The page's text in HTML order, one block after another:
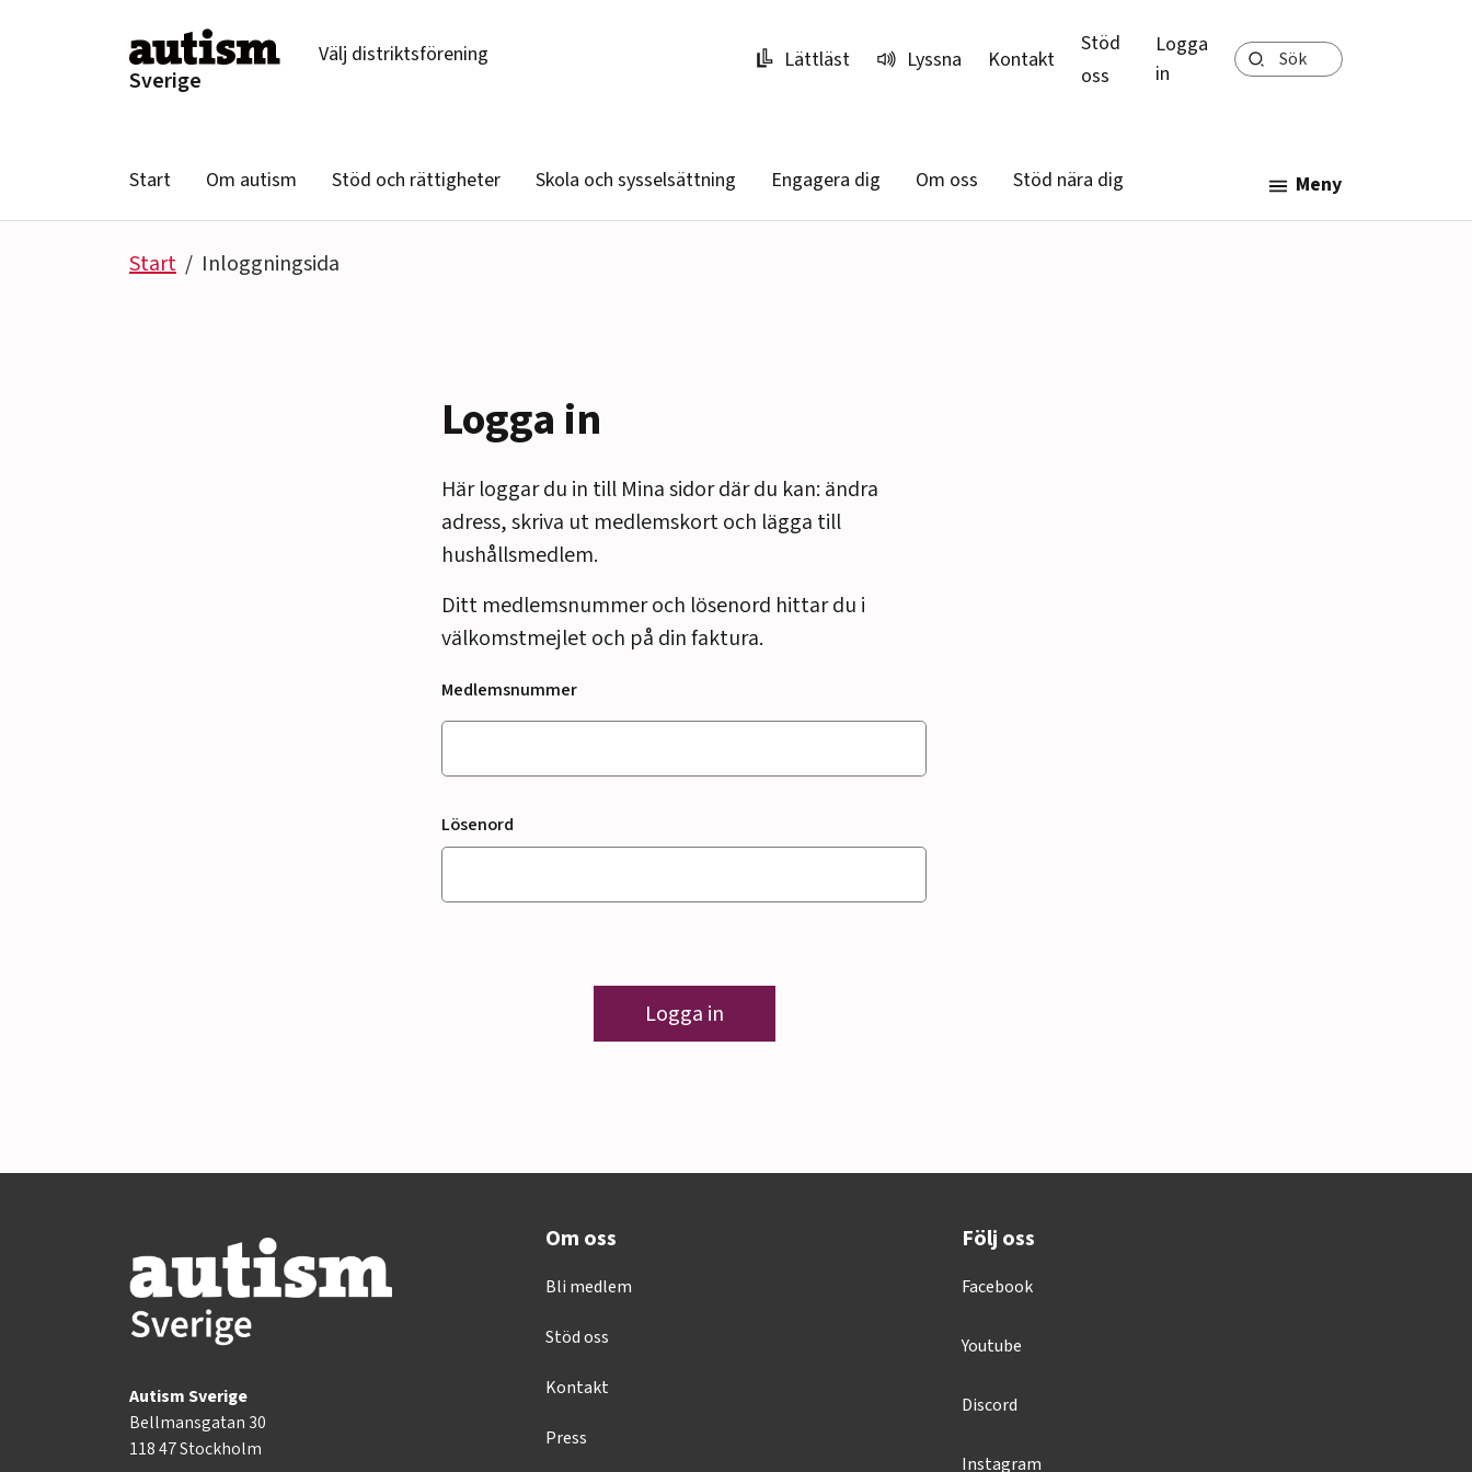
Sverige
Välj distriktsförening Lättläst Lyssna Kontakt
Stöd
oss
Logga
in
Sök
Start Om autism Stöd och rättigheter Skola och sysselsättning Engagera dig Om oss Stöd nära dig Meny
Start Inloggningsida
Logga in
Här loggar du in till Mina sidor där du kan: ändra
adress, skriva ut medlemskort och lägga till
hushållsmedlem.
Ditt medlemsnummer och lösenord hittar du i
välkomstmejlet och på din faktura.
Medlemsnummer
Lösenord
Logga in
Autism Sverige
Bellmansgatan 30
118 47 Stockholm
Om oss
Bli medlem
Stöd oss
Kontakt
Press
Följ oss
Facebook
Youtube
Discord
Instagram